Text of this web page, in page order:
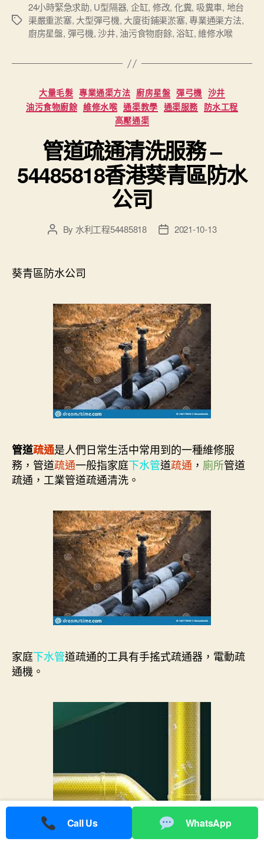
Tags
24小時緊急求助, U型隔器, 企缸, 修改, 化糞, 吸糞車, 地台
渠嚴重淤塞, 大型彈弓機, 大廈街鋪渠淤塞,專業通渠方法,
廚房星盤, 彈弓機,沙井, 油污食物廚餘, 浴缸,維修水喉
Categories
大量毛髮 專業通渠方法 廚房星盤 彈弓機 沙井
油污食物廚餘 維修水喉 通渠教學 通渠服務 防水工程
高壓通渠
管道疏通清洗服務 –
54485818香港葵青區防水
公司
PostBy 水利工程54485818
Post2021-10-13
葵青區防水公司
管道疏通是人們日常生活中常用到的一種維修服
務，管道疏通一般指家庭下水管道疏通 ， 廁所管道
疏通，工業管道疏通清洗。
家庭下水管道疏通的工具有手搖式疏通器，電動疏
通機。
Call Us WhatsApp